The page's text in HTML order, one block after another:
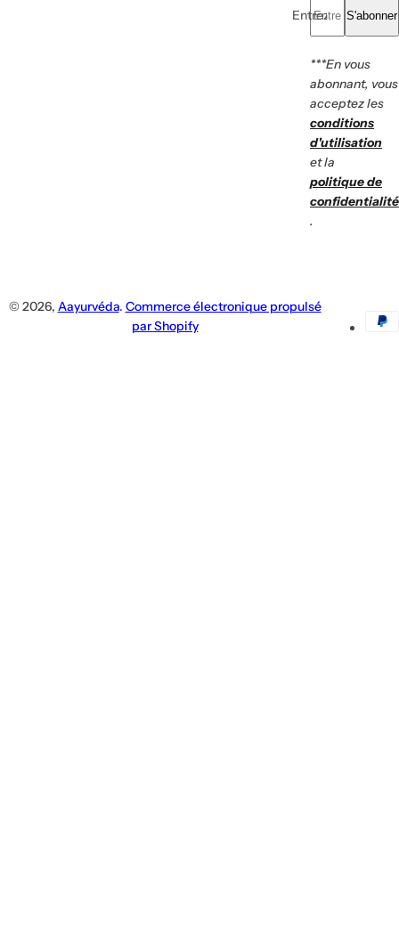
Entrez votre e-
S'abonner
***En vous
abonnant, vous
acceptez les
conditions
d'utilisation
et la
politique de
confidentialité
.
© 2026, Aayurvéda. Commerce électronique propulsé
par Shopify